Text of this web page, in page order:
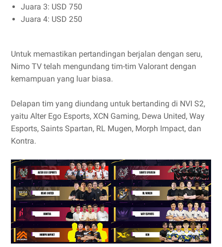
Juara 3: USD 750
Juara 4: USD 250
Untuk memastikan pertandingan berjalan dengan seru,
Nimo TV telah mengundang tim-tim Valorant dengan
kemampuan yang luar biasa.
Delapan tim yang diundang untuk bertanding di NVI S2,
yaitu Alter Ego Esports, XCN Gaming, Dewa United, Way
Esports, Saints Spartan, RL Mugen, Morph Impact, dan
Kontra.